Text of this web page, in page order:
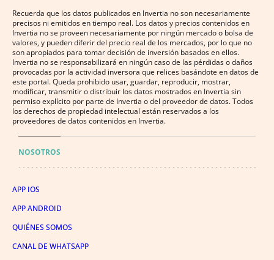
Recuerda que los datos publicados en Invertia no son necesariamente
precisos ni emitidos en tiempo real. Los datos y precios contenidos en
Invertia no se proveen necesariamente por ningún mercado o bolsa de
valores, y pueden diferir del precio real de los mercados, por lo que no
son apropiados para tomar decisión de inversión basados en ellos.
Invertia no se responsabilizará en ningún caso de las pérdidas o daños
provocadas por la actividad inversora que relices basándote en datos de
este portal. Queda prohibido usar, guardar, reproducir, mostrar,
modificar, transmitir o distribuir los datos mostrados en Invertia sin
permiso explícito por parte de Invertia o del proveedor de datos. Todos
los derechos de propiedad intelectual están reservados a los
proveedores de datos contenidos en Invertia.
NOSOTROS
APP IOS
APP ANDROID
QUIÉNES SOMOS
CANAL DE WHATSAPP